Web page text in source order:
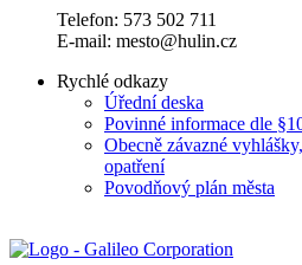
Telefon: 573 502 711
E-mail: mesto@hulin.cz
Rychlé odkazy
Úřední deska
Povinné informace dle
Obecně závazné
opatření
Povodňový plán města